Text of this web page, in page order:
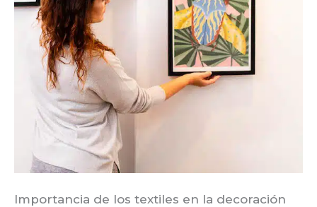
Importancia de los textiles en la decoración